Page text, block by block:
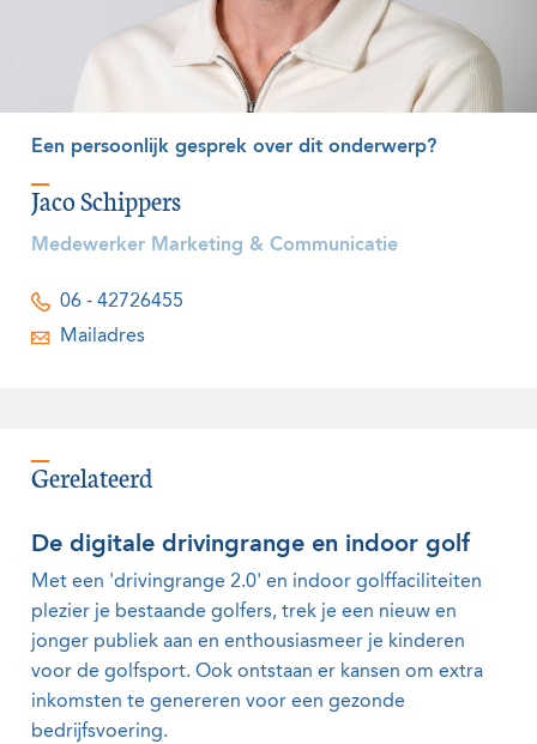
Een persoonlijk gesprek over dit onderwerp?
Jaco Schippers
Medewerker Marketing & Communicatie
06 - 42726455
Mailadres
Gerelateerd
De digitale drivingrange en indoor golf
Met een 'drivingrange 2.0' en indoor golffaciliteiten
plezier je bestaande golfers, trek je een nieuw en
jonger publiek aan en enthousiasmeer je kinderen
voor de golfsport. Ook ontstaan er kansen om extra
inkomsten te genereren voor een gezonde
bedrijfsvoering.